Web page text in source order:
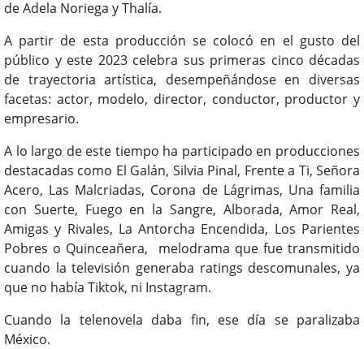
de Adela Noriega y Thalía.
A partir de esta producción se colocó en el gusto del
público y este 2023 celebra sus primeras cinco décadas
de trayectoria artística, desempeñándose en diversas
facetas: actor, modelo, director, conductor, productor y
empresario.
A lo largo de este tiempo ha participado en producciones
destacadas como El Galán, Silvia Pinal, Frente a Ti, Señora
Acero, Las Malcriadas, Corona de Lágrimas, Una familia
con Suerte, Fuego en la Sangre, Alborada, Amor Real,
Amigas y Rivales, La Antorcha Encendida, Los Parientes
Pobres o Quinceañera, melodrama que fue transmitido
cuando la televisión generaba ratings descomunales, ya
que no había Tiktok, ni Instagram.
Cuando la telenovela daba fin, ese día se paralizaba
México.